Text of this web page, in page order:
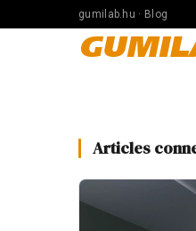
gumilab.hu · Blog
Articles